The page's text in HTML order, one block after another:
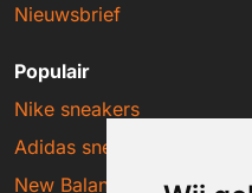
Nieuwsbrief
Populair
Nike sneakers
Adidas sneakers
New Balance sneakers